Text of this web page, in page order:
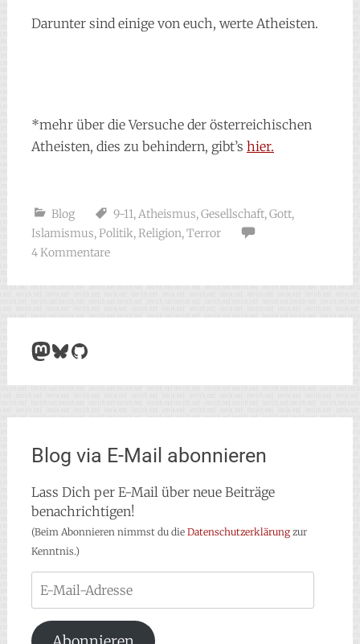
Darunter sind einige von euch, werte Atheisten.
*mehr über die Versuche der österreichischen
Atheisten, dies zu behindern, gibt’s hier.
Blog 9-11,Atheismus,Gesellschaft,Gott,
Islamismus,Politik,Religion,Terror
4 Kommentare
Mastodon
Bluesky
GitHub
Blog via E-Mail abonnieren
Lass Dich per E-Mail über neue Beiträge
benachrichtigen!
(Beim Abonnieren nimmst du die Datenschutzerklärungzur
Kenntnis.)
Mail-
Adresse